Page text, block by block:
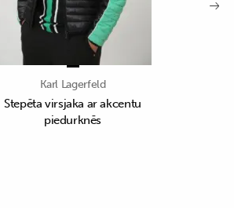
Karl Lagerfeld
Stepēta virsjaka ar akcentu
piedurknēs